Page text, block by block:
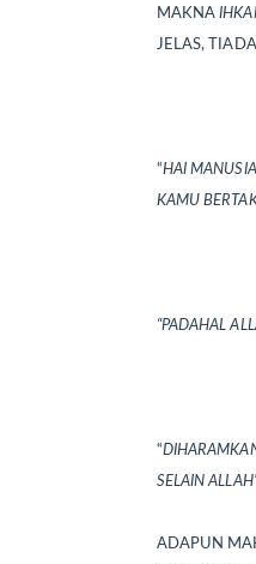
MAKNA
JELAS,
“HAI
KAMU
“PADAHAL
“
SELAIN
ADAPUN